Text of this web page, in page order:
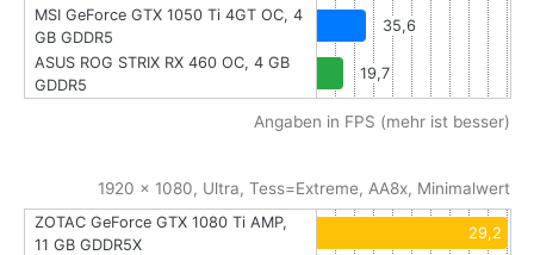
MSI GeForce GTX 1050 Ti 4GT OC, 4
GB GDDR5
35,6
ASUS ROG STRIX RX 460 OC, 4 GB
GDDR5
19,7
Angaben in FPS (mehr ist besser)
1920 x 1080, Ultra, Tess=Extreme, AA8x, Minimalwert
ZOTAC GeForce GTX 1080 Ti AMP,
11 GB GDDR5X
29,2